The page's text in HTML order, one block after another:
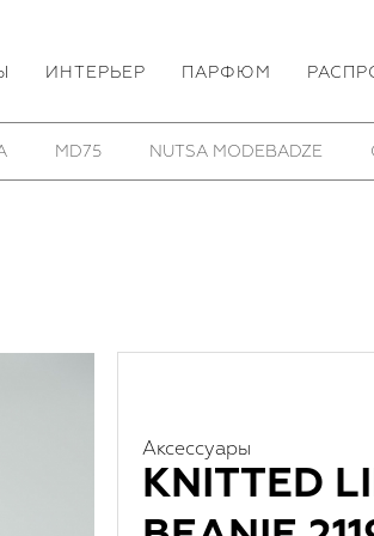
ИНТЕРЬЕР ПАРФЮМ
OSS PARTS OF
Аксессуары
KNITTED